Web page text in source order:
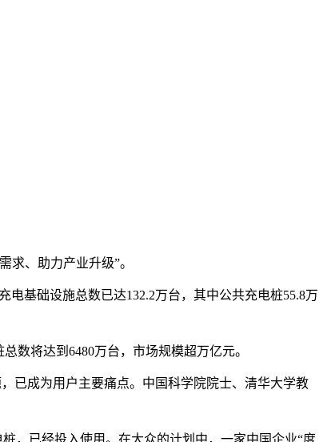
求、助力产业升级”。
基础设施总数已达132.2万台，其中公共充电桩55.8万
数将达到6480万台，市场规模超万亿元。
已成为用户主要痛点。中国科学院院士、清华大学教
，已经投入使用。在大众的计划中，一家中国企业“度